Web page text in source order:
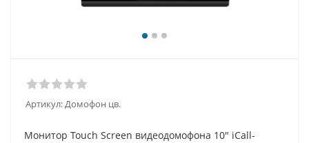
Артикул:Домофон цв.
Монитор Touch Screen видеодомофона 10" iCall-